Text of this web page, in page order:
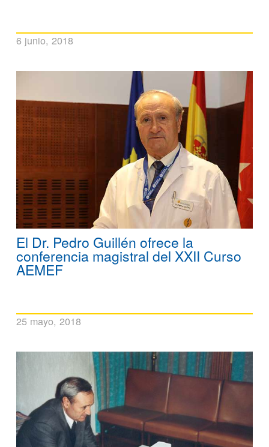
6 junio, 2018
El Dr. Pedro Guillén ofrece la
conferencia magistral del XXII Curso
AEMEF
25 mayo, 2018